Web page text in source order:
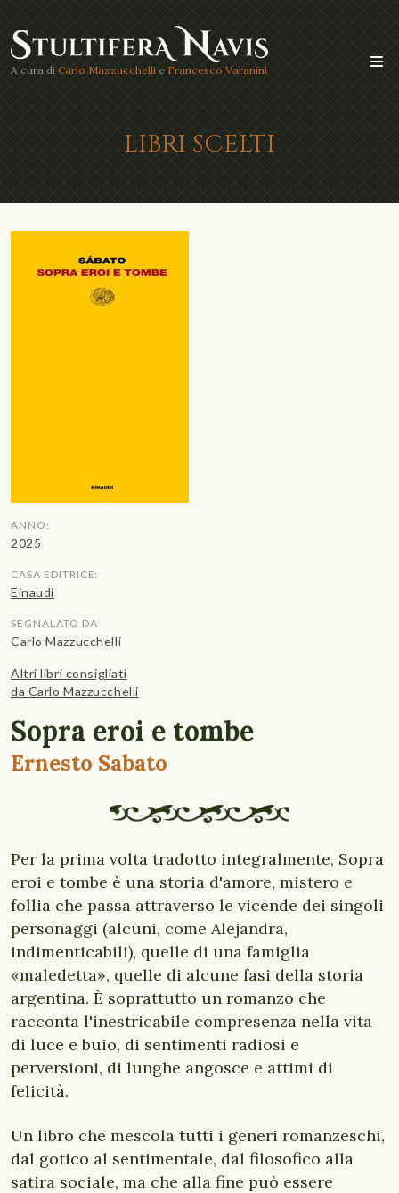
A cura di Carlo Mazzucchelli e Francesco Varanini
LIBRI SCELTI
ANNO:
2025
CASA EDITRICE:
Einaudi
SEGNALATO DA
Carlo Mazzucchelli
Altri libri consigliati
da Carlo Mazzucchelli
Sopra eroi e tombe
Ernesto Sabato
Per la prima volta tradotto integralmente, Sopra
eroi e tombe è una storia d'amore, mistero e
follia che passa attraverso le vicende dei singoli
personaggi (alcuni, come Alejandra,
indimenticabili), quelle di una famiglia
«maledetta», quelle di alcune fasi della storia
argentina. È soprattutto un romanzo che
racconta l'inestricabile compresenza nella vita
di luce e buio, di sentimenti radiosi e
perversioni, di lunghe angosce e attimi di
felicità.
Un libro che mescola tutti i generi romanzeschi,
dal gotico al sentimentale, dal filosofico alla
satira sociale, ma che alla fine può essere